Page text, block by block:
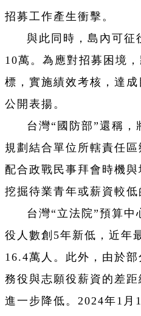
招募工作產生衝擊。
與此同時，島內可征
10萬。為應對招募困境
標，實施績效考核，達
公開表揚。
台灣“國防部”還稱，
規劃結合單位所轄責任區
配合政戰民事拜會時機
挖掘待業青年或薪資較低
台灣“立法院”預算
役人數創5年新低，近年
16.4萬人。此外，由於
務役與志願役薪資的差
進一步降低。2024年1月